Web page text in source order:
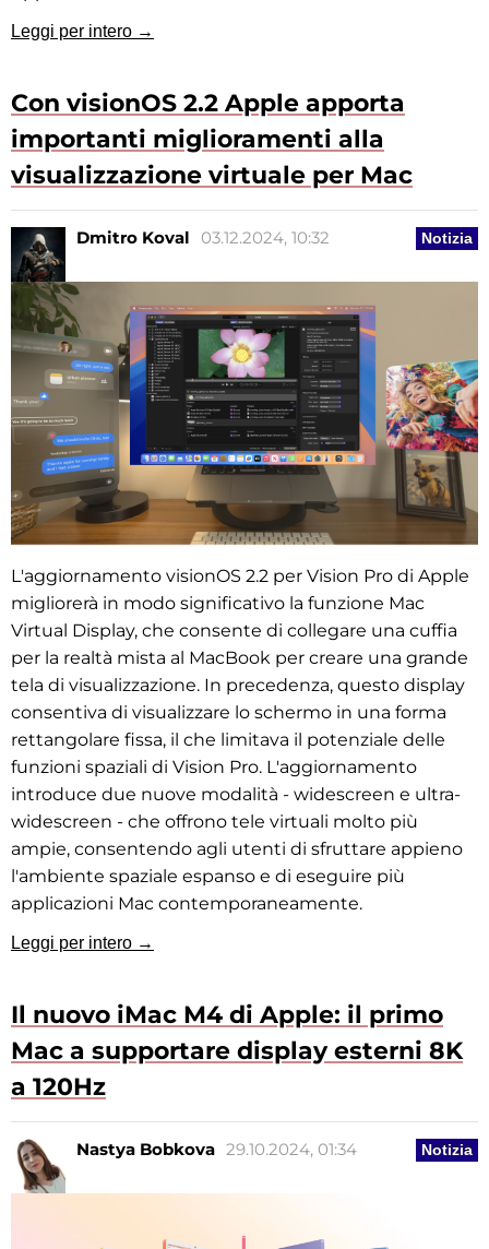
Leggi per intero →
Con visionOS 2.2 Apple apporta
importanti miglioramenti alla
visualizzazione virtuale per Mac
Notizia
Dmitro Koval 03.12.2024, 10:32
L'aggiornamento visionOS 2.2 per Vision Pro di Apple
migliorerà in modo significativo la funzione Mac
Virtual Display, che consente di collegare una cuffia
per la realtà mista al MacBook per creare una grande
tela di visualizzazione. In precedenza, questo display
consentiva di visualizzare lo schermo in una forma
rettangolare fissa, il che limitava il potenziale delle
funzioni spaziali di Vision Pro. L'aggiornamento
introduce due nuove modalità - widescreen e ultra-
widescreen - che offrono tele virtuali molto più
ampie, consentendo agli utenti di sfruttare appieno
l'ambiente spaziale espanso e di eseguire più
applicazioni Mac contemporaneamente.
Leggi per intero →
Il nuovo iMac M4 di Apple: il primo
Mac a supportare display esterni 8K
a 120Hz
Notizia
Nastya Bobkova 29.10.2024, 01:34